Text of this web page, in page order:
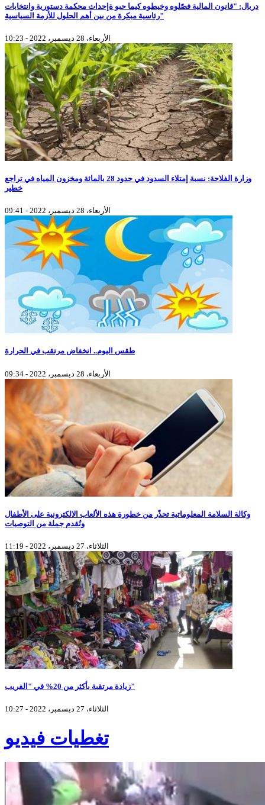
دربال: "قانون المالية فصّلوه وخيطوه كيما حبو ةإحداث محكمة دستورية وانتخابات
رئاسية مبكرة من بين أهم الحلول للأزمة السياسية"
الأربعاء، 28 ديسمبر، 2022 - 10:23
وزارة الفلاحة: نسبة إمتلاء السدود في حدود 28 بالمائة ومخزون المياه في تراجع
خطير
الأربعاء، 28 ديسمبر، 2022 - 09:41
طقس اليوم.. انخفاض مرتقب في الحرارة
الأربعاء، 28 ديسمبر، 2022 - 09:34
وكالة السلامة المعلوماتية تحذّر من خطورة هذه الألعاب الالكترونية على الأطفال
وتُقدم جملة من التوصيات
الثلاثاء، 27 ديسمبر، 2022 - 11:19
زيادة مرتقبة بأكثر من 20% في "الفريب"
الثلاثاء، 27 ديسمبر، 2022 - 10:27
تغطيات فيديو